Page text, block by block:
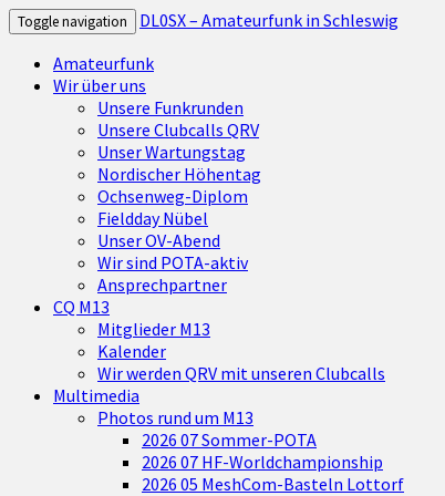
Toggle navigation
DL0SX – Amateurfunk in Schleswig
Amateurfunk
Wir über uns
Unsere Funkrunden
Unsere Clubcalls QRV
Unser Wartungstag
Nordischer Höhentag
Ochsenweg-Diplom
Fieldday Nübel
Unser OV-Abend
Wir sind POTA-aktiv
Ansprechpartner
CQ M13
Mitglieder M13
Kalender
Wir werden QRV mit unseren Clubcalls
Multimedia
Photos rund um M13
2026 07 Sommer-POTA
2026 07 HF-Worldchampionship
2026 05 MeshCom-Basteln Lottorf